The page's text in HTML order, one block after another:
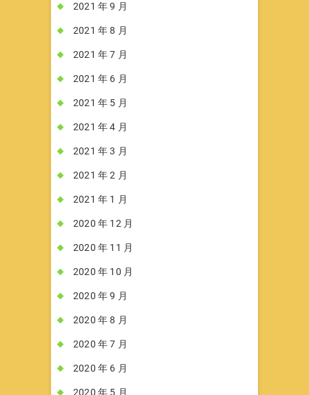
2021 年 9 月
2021 年 8 月
2021 年 7 月
2021 年 6 月
2021 年 5 月
2021 年 4 月
2021 年 3 月
2021 年 2 月
2021 年 1 月
2020 年 12 月
2020 年 11 月
2020 年 10 月
2020 年 9 月
2020 年 8 月
2020 年 7 月
2020 年 6 月
2020 年 5 月